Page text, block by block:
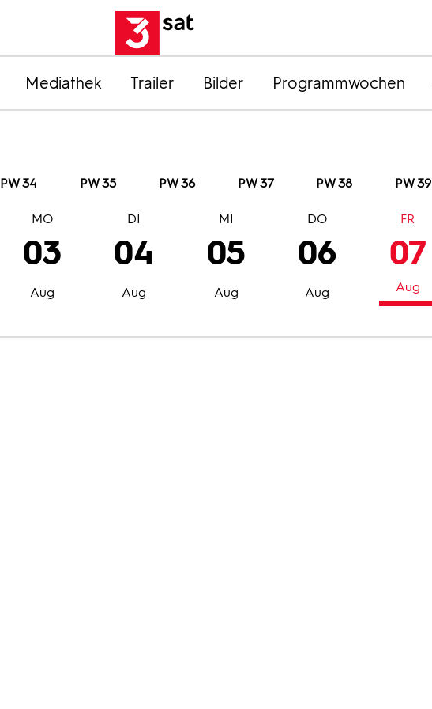
Mediathek Trailer Bilder Programmwochen
PW 34 PW 35 PW 36 PW 37 PW 38 PW 39
03
Aug
MO
04
Aug
DI
05
Aug
MI
06
Aug
DO
07
Aug
FR